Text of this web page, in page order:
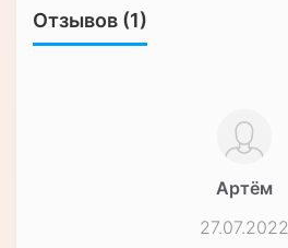
Отзывов (1)
Артём
27.07.2022